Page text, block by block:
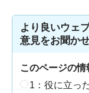
より良いウェ
意見をお聞か
このページの
1：役に立っ